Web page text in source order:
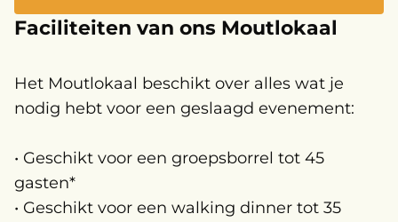
Faciliteiten van ons Moutlokaal
Het Moutlokaal beschikt over alles wat je
nodig hebt voor een geslaagd evenement:
• Geschikt voor een groepsborrel tot 45
gasten*
• Geschikt voor een walking dinner tot 35